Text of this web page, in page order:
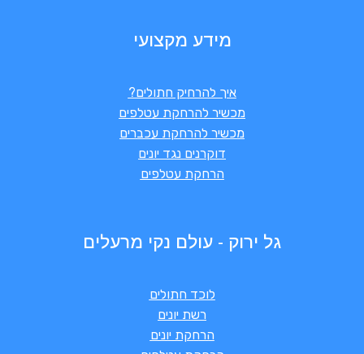
גל ירוק - עולם נקי מרעלים
לוכד חתולים
רשת יונים
הרחקת יונים
מידע מקצועי
איך להרחיק חתולים?
מכשיר להרחקת עטלפים
מכשיר להרחקת עכברים
דוקרנים נגד יונים
הרחקת עטלפים